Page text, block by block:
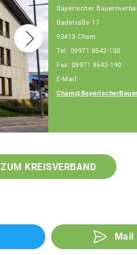
Bayerischer
Badstraße 17
93413 Cham
Tel: 09971 8543-100
Fax: 09971 8543-190
E-Mail:
ZUM KREISVERBAND
Mail